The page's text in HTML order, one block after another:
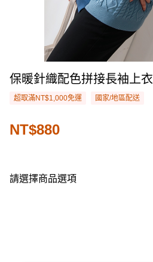
保暖針織配色拼接長袖上衣
超取滿NT$1,000免運 國家/地區配送
NT$880
請選擇商品選項